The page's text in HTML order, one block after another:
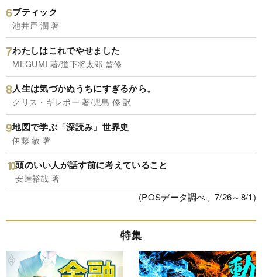
ブティック
池井戸 潤 著
わたしはこれでやせました
MEGUMI 著/道下将太郎 監修
人生は気づかぬうちにすぎるから。
クリス・ギレボー 著/児島 修 訳
地図で学ぶ「深読み」世界史
伊藤 敏 著
頭のいい人が話す前に考えていること
安達裕哉 著
(POSデータ調べ、7/26～8/1)
特集